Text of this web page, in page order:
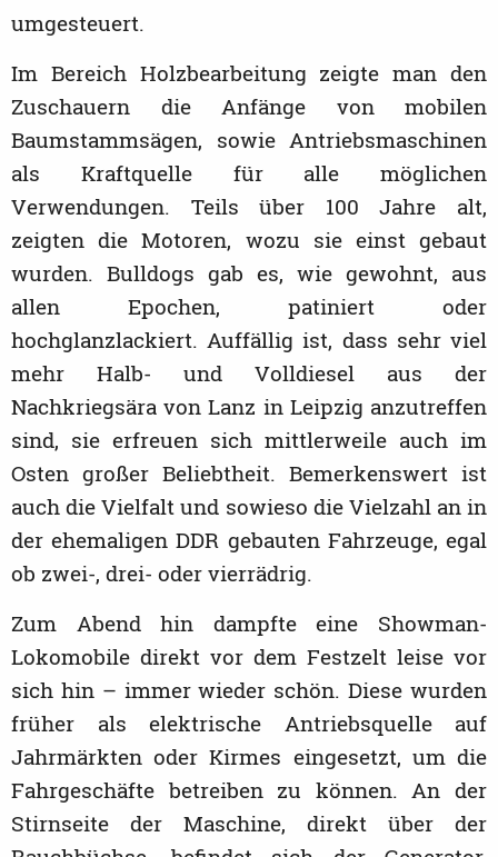
umgesteuert.
Im Bereich Holzbearbeitung zeigte man den
Zuschauern die Anfänge von mobilen
Baumstammsägen, sowie Antriebsmaschinen
als Kraftquelle für alle möglichen
Verwendungen. Teils über 100 Jahre alt,
zeigten die Motoren, wozu sie einst gebaut
wurden. Bulldogs gab es, wie gewohnt, aus
allen Epochen, patiniert oder
hochglanzlackiert. Auffällig ist, dass sehr viel
mehr Halb- und Volldiesel aus der
Nachkriegsära von Lanz in Leipzig anzutreffen
sind, sie erfreuen sich mittlerweile auch im
Osten großer Beliebtheit. Bemerkenswert ist
auch die Vielfalt und sowieso die Vielzahl an in
der ehemaligen DDR gebauten Fahrzeuge, egal
ob zwei-, drei- oder vierrädrig.
Zum Abend hin dampfte eine Showman-
Lokomobile direkt vor dem Festzelt leise vor
sich hin – immer wieder schön. Diese wurden
früher als elektrische Antriebsquelle auf
Jahrmärkten oder Kirmes eingesetzt, um die
Fahrgeschäfte betreiben zu können. An der
Stirnseite der Maschine, direkt über der